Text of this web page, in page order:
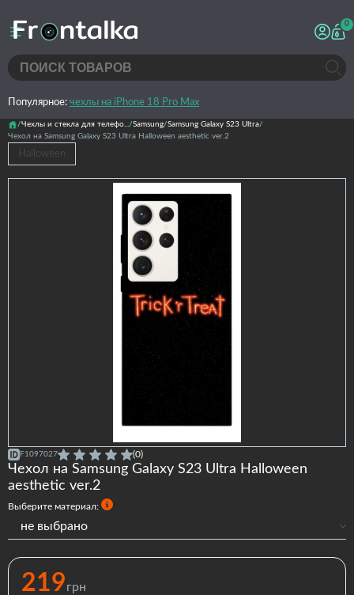
0
Популярное: чехлы на iPhone 18 Pro Max
Чехлы и стекла для телефо... Samsung Samsung Galaxy S23 Ultra
Чехол на Samsung Galaxy S23 Ultra Halloween aesthetic ver.2
Halloween
F1097027 (0)
Чехол на Samsung Galaxy S23 Ultra Halloween
aesthetic ver.2
Выберите материал:
не выбрано
Силиконовый с бортами
Premium
219грн